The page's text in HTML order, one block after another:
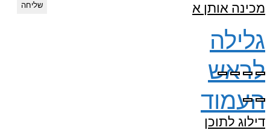
מכינה אותן א
גלילה
לראש
העמוד
דילוג לתוכן